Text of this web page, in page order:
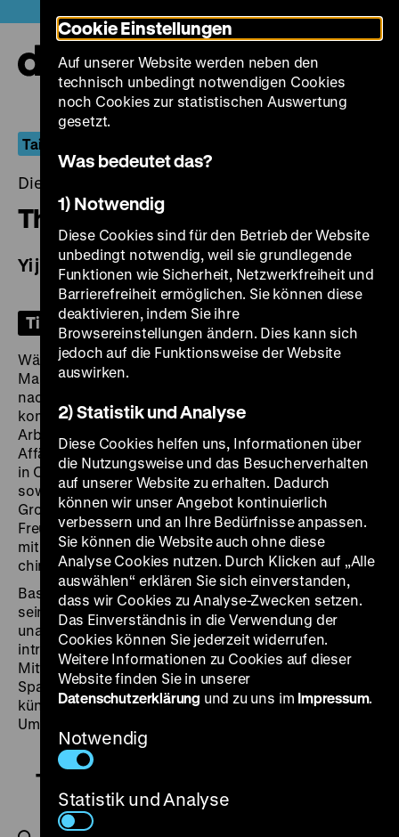
zum
Seiteninhalt
springen
Taipei Stories
Dienstag, 12. November 2024, 19.00 Uhr
The Winter of 1905
Yi jiu ling wu de dongtian
Tickets
Während des Russisch-Japanischen Krieges in der
Mandschurei (1904-1905) reist der junge Li Shutong
nach Japan, um dort Kunst zu studieren. In Tokio
kommt er mit westlichen Kultureinflüssen, die seine
Arbeiten fortan prägen, in Berührung. Er beginnt eine
Affäre mit der Geisha Haruko. Die politische Situation
in China unter der Herrschaft der Mandschu-Dynastie
sowie die Bedrohung des Landes durch benachbarte
Großmächte berühren Li kaum, bis er durch einen
Freund (gespielt von Hongkong-Regisseur Tsui Hark)
mit Revolutionären in Kontakt kommt, die eine
chinesische Republik anstreben.
Basierend auf einem Drehbuch, das Yang noch vor
seiner Regiekarriere schrieb, zeichnet sich dieser
unabhängig produzierte Historienfilm durch eine
introspektive Form des Erzählens aus. In den
Mittelpunkt rückt dabei die Frage, in welchem
Spannungsverhältnis die Suche nach dem eigenen
künstlerischen Ausdruck zu den historischen
Umwälzungen der Zeit steht. (jw)
The Winter of 1905
Cookie Einstellungen
Auf unserer Website werden neben den
technisch unbedingt notwendigen Cookies
noch Cookies zur statistischen Auswertung
gesetzt.
Was bedeutet das?
1) Notwendig
Diese Cookies sind für den Betrieb der Website
unbedingt notwendig, weil sie grundlegende
Funktionen wie Sicherheit, Netzwerkfreiheit und
Barrierefreiheit ermöglichen. Sie können diese
deaktivieren, indem Sie ihre
Browsereinstellungen ändern. Dies kann sich
jedoch auf die Funktionsweise der Website
auswirken.
2) Statistik und Analyse
Diese Cookies helfen uns, Informationen über
die Nutzungsweise und das Besucherverhalten
auf unserer Website zu erhalten. Dadurch
können wir unser Angebot kontinuierlich
verbessern und an Ihre Bedürfnisse anpassen.
Sie können die Website auch ohne diese
Analyse Cookies nutzen. Durch Klicken auf „Alle
auswählen“ erklären Sie sich einverstanden,
dass wir Cookies zu Analyse-Zwecken setzen.
Das Einverständnis in die Verwendung der
Cookies können Sie jederzeit widerrufen.
Weitere Informationen zu Cookies auf dieser
Website finden Sie in unserer
Datenschutzerklärung und zu uns im Impressum.
Notwendig
Statistik und Analyse